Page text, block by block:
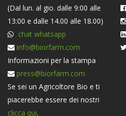
(Dal lun. al gio. dalle 9:00 alle
13:00 e dalle 14.00 alle 18.00)
chat whatsapp
info@biorfarm.com
Informazioni per la stampa
press@biorfarm.com
Se sei un Agricoltore Bio e ti
piacerebbe essere dei nostri
clicca qui.